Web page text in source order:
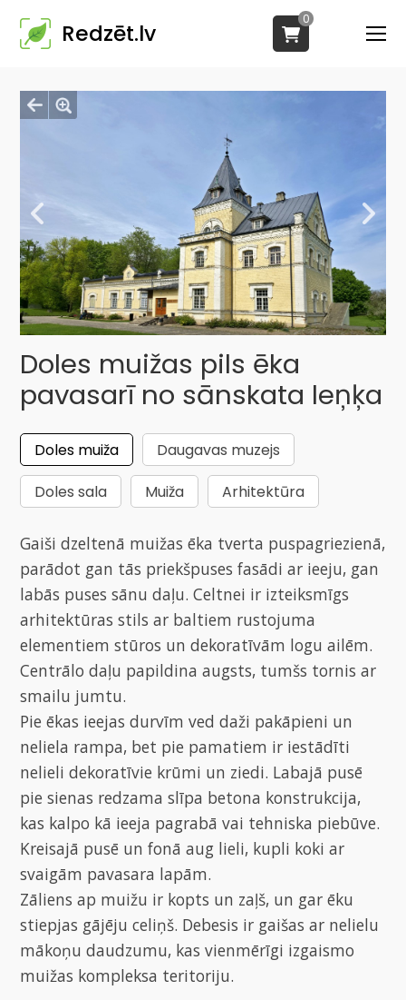
Redzēt.lv
0
Doles muižas pils ēka
pavasarī no sānskata leņķa
Doles muiža
Daugavas muzejs
Doles sala
Muiža Arhitektūra
Gaiši dzeltenā muižas ēka tverta puspagriezienā,
parādot gan tās priekšpuses fasādi ar ieeju, gan
labās puses sānu daļu. Celtnei ir izteiksmīgs
arhitektūras stils ar baltiem rustojuma
elementiem stūros un dekoratīvām logu ailēm.
Centrālo daļu papildina augsts, tumšs tornis ar
smailu jumtu.
Pie ēkas ieejas durvīm ved daži pakāpieni un
neliela rampa, bet pie pamatiem ir iestādīti
nelieli dekoratīvie krūmi un ziedi. Labajā pusē
pie sienas redzama slīpa betona konstrukcija,
kas kalpo kā ieeja pagrabā vai tehniska piebūve.
Kreisajā pusē un fonā aug lieli, kupli koki ar
svaigām pavasara lapām.
Zāliens ap muižu ir kopts un zaļš, un gar ēku
stiepjas gājēju celiņš. Debesis ir gaišas ar nelielu
mākoņu daudzumu, kas vienmērīgi izgaismo
muižas kompleksa teritoriju.